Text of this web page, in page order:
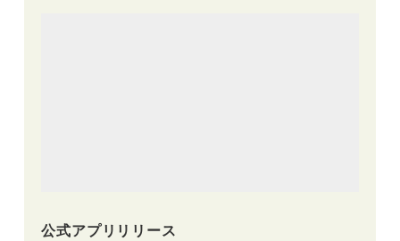
公式アプリリリース